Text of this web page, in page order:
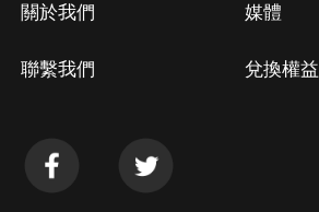
關於我們
聯繫我們
媒體
兌換權益